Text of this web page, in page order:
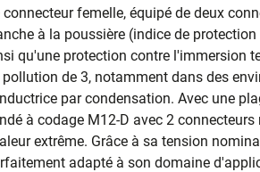
connecteur femelle, équipé de deux
à la poussière (indice de
qu'une protection contre l'immersion
pollution de 3, notamment dans des
par condensation. Avec une
à codage M12-D avec 2
extrême. Grâce à sa tension
adapté à son domaine